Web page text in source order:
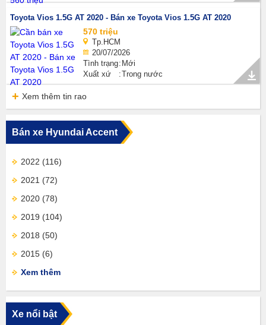
Toyota Vios 1.5G AT 2020 - Bán xe Toyota Vios 1.5G AT 2020
570 triệu
Tp.HCM
20/07/2026
Tình trạng Mới
Xuất xứ
Trong nước
Xem thêm tin rao
Bán xe Hyundai Accent
2022 (116)
2021 (72)
2020 (78)
2019 (104)
2018 (50)
2015 (6)
Xem thêm
Xe nổi bật